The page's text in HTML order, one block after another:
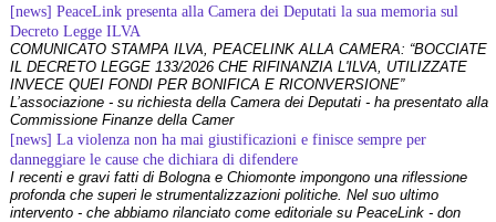
[news] PeaceLink presenta alla Camera dei Deputati la sua memoria sul
Decreto Legge ILVA
COMUNICATO STAMPA ILVA, PEACELINK ALLA CAMERA: “BOCCIATE
IL DECRETO LEGGE 133/2026 CHE RIFINANZIA L'ILVA, UTILIZZATE
INVECE QUEI FONDI PER BONIFICA E RICONVERSIONE”
L’associazione - su richiesta della Camera dei Deputati - ha presentato alla
Commissione Finanze della Camer
[news] La violenza non ha mai giustificazioni e finisce sempre per
danneggiare le cause che dichiara di difendere
I recenti e gravi fatti di Bologna e Chiomonte impongono una riflessione
profonda che superi le strumentalizzazioni politiche. Nel suo ultimo
intervento - che abbiamo rilanciato come editoriale su PeaceLink - don